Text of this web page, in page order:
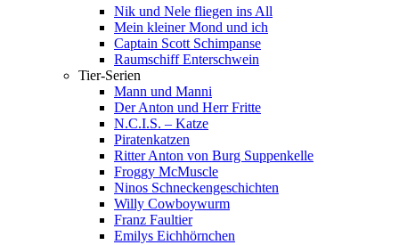
Nik und Nele fliegen ins All
Mein kleiner Mond und ich
Captain Scott Schimpanse
Raumschiff Enterschwein
Tier-Serien
Mann und Manni
Der Anton und Herr Fritte
N.C.I.S. – Katze
Piratenkatzen
Ritter Anton von Burg Suppenkelle
Froggy McMuscle
Ninos Schneckengeschichten
Willy Cowboywurm
Franz Faultier
Emilys Eichhörnchen